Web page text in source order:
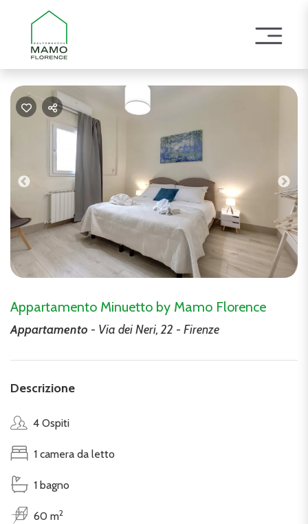
Appartamento Minuetto by Mamo Florence
Appartamento - Via dei Neri, 22 - Firenze
Descrizione
4 Ospiti
1 camera da letto
1 bagno
60 m2